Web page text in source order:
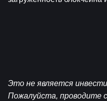
Это не является
Пожалуйста, проводите